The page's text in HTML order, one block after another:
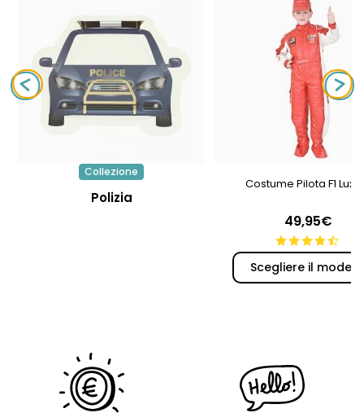
Collezione
Polizia
Costume Pilota F1
49,95€
Scegliere il